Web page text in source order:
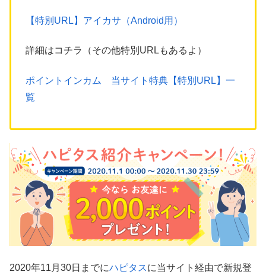
【特別URL】アイカサ（Android用）
詳細はコチラ（その他特別URLもあるよ）
ポイントインカム 当サイト特典【特別URL】一
覧
2020年11月30日までにハピタスに当サイト経由で新規登